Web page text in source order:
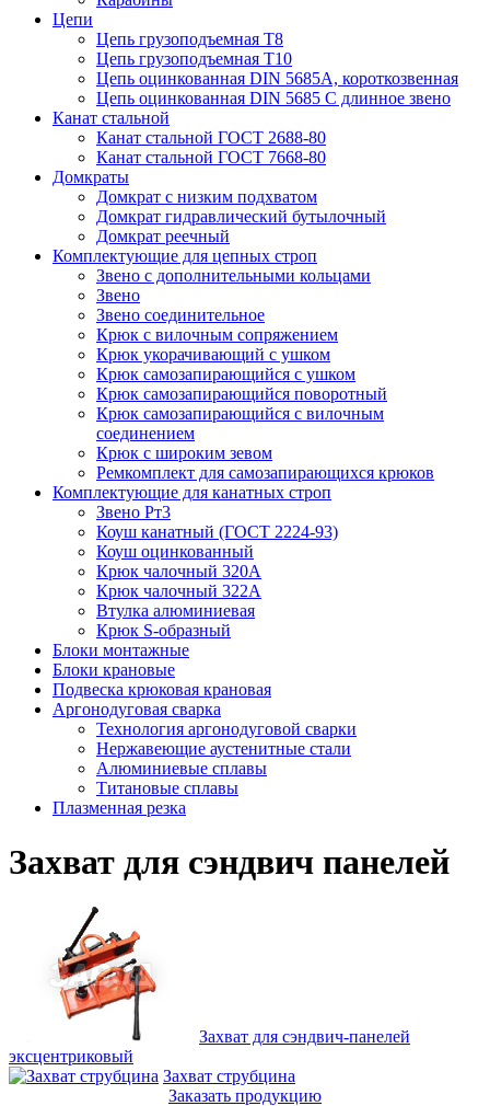
Цепи
Цепь грузоподъемная Т8
Цепь грузоподъемная Т10
Цепь оцинкованная DIN 5685A, короткозвенная
Цепь оцинкованная DIN 5685 С длинное звено
Канат стальной
Канат стальной ГОСТ 2688-80
Канат стальной ГОСТ 7668-80
Домкраты
Домкрат с низким подхватом
Домкрат гидравлический бутылочный
Домкрат реечный
Комплектующие для цепных строп
Звено с дополнительными кольцами
Звено
Звено соединительное
Крюк с вилочным сопряжением
Крюк укорачивающий с ушком
Крюк самозапирающийся с ушком
Крюк самозапирающийся поворотный
Крюк самозапирающийся с вилочным
соединением
Крюк с широким зевом
Ремкомплект для самозапирающихся крюков
Комплектующие для канатных строп
Звено Рт3
Коуш канатный (ГОСТ 2224-93)
Коуш оцинкованный
Крюк чалочный 320А
Крюк чалочный 322А
Втулка алюминиевая
Крюк S-образный
Блоки монтажные
Блоки крановые
Подвеска крюковая крановая
Аргонодуговая сварка
Технология аргонодуговой сварки
Нержавеющие аустенитные стали
Алюминиевые сплавы
Титановые сплавы
Плазменная резка
Захват для сэндвич панелей
Захват для сэндвич-панелей
эксцентриковый
Захват струбцина
Заказать продукцию